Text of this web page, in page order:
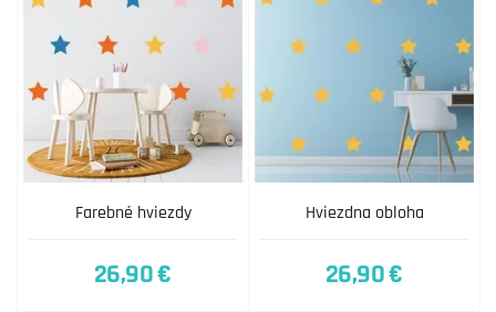
Farebné hviezdy
26,90 €
Hviezdna obloha
26,90 €